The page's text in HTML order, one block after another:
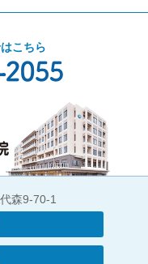
こちら
森9-70-1